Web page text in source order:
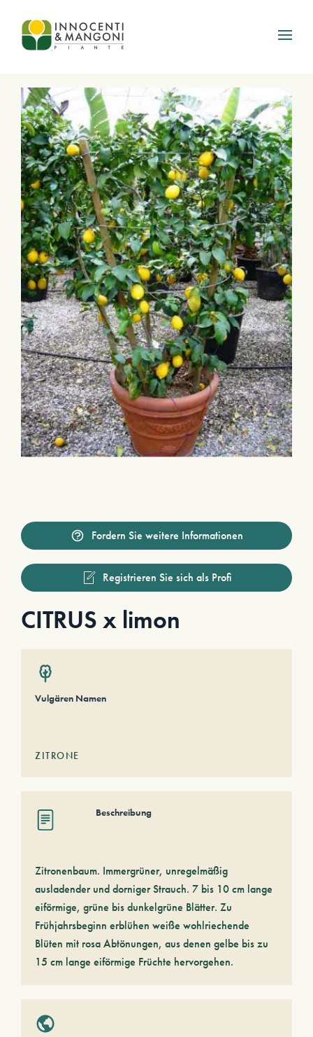
Skip to main content
Fordern Sie weitere Informationen
Registrieren Sie sich als Profi
CITRUS x limon
Vulgären Namen
ZITRONE
Beschreibung
Zitronenbaum. Immergrüner, unregelmäßig
ausladender und dorniger Strauch. 7 bis 10 cm lange
eiförmige, grüne bis dunkelgrüne Blätter. Zu
Frühjahrsbeginn erblühen weiße wohlriechende
Blüten mit rosa Abtönungen, aus denen gelbe bis zu
15 cm lange eiförmige Früchte hervorgehen.